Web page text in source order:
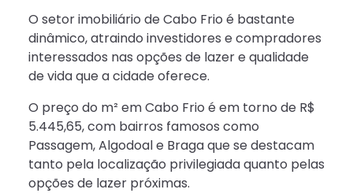
O setor imobiliário de Cabo Frio é bastante
dinâmico, atraindo investidores e compradores
interessados nas opções de lazer e qualidade
de vida que a cidade oferece.
O preço do m² em Cabo Frio é em torno de R$
5.445,65, com bairros famosos como
Passagem, Algodoal e Braga que se destacam
tanto pela localização privilegiada quanto pelas
opções de lazer próximas.